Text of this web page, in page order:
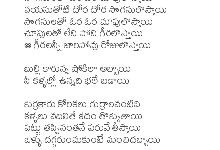
వయసుతోటి దోర దోర సొగసులొస్తాయి
సొగసులతో ఓర ఓర చూపులొస్తాయి
చూపులతో లేని పోని గీరలొస్తాయి
ఆ గీరలన్నీ జారిపోవు రోజులొస్తాయి
బుల్లి కారున్న షోకిలా అబ్బాయి
నీ కళ్ళల్లో ఉన్నది భలే బడాయి
కుర్రకారు కోరికలు గుర్రాలవంటివి
కళ్ళలు వదిలితే కదం తొక్కుతాయి
పట్టు తప్పినంతనే పరువే తీస్తాయి
ఒళ్ళు దగ్గరుంచుకుంటే మంచిదబ్బాయి